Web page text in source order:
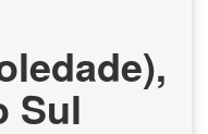
Sul